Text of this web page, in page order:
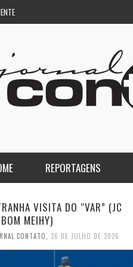
REPORTAGENS
A PIOR PALAVRA DO
(JC SEBE BOM MEIHY)
CONTATO 19 DE JULHO DE 2026